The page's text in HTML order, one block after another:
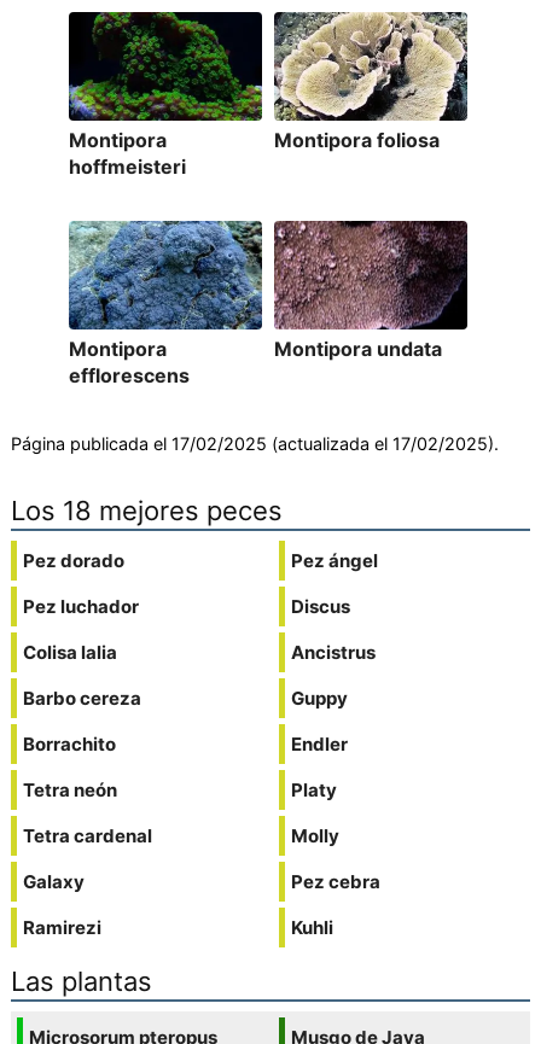
Montipora
hoffmeisteri
Montipora foliosa
Montipora
efflorescens
Montipora undata
Página publicada el 17/02/2025 (actualizada el 17/02/2025).
Los 18 mejores peces
Pez dorado
Pez luchador
Colisa lalia
Barbo cereza
Borrachito
Tetra neón
Tetra cardenal
Galaxy
Ramirezi
Pez ángel
Discus
Ancistrus
Guppy
Endler
Platy
Molly
Pez cebra
Kuhli
Las plantas
Microsorum pteropus
Musgo de Java